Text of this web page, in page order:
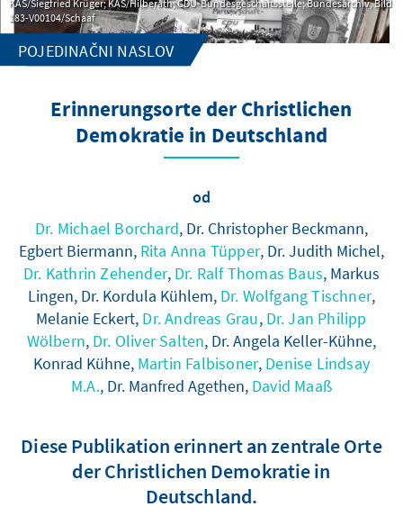
KAS/Siegfried Krüger; KAS/Hilberath; CDU-Bundesgeschäftsstelle; Bundesarchiv, Bild
183-V00104/Schaaf
POJEDINAČNI NASLOV
Erinnerungsorte der Christlichen
Demokratie in Deutschland
od
Dr. Michael Borchard, Dr. Christopher Beckmann,
Egbert Biermann, Rita Anna Tüpper, Dr. Judith Michel,
Dr. Kathrin Zehender, Dr. Ralf Thomas Baus, Markus
Lingen, Dr. Kordula Kühlem, Dr. Wolfgang Tischner,
Melanie Eckert, Dr. Andreas Grau, Dr. Jan Philipp
Wölbern, Dr. Oliver Salten, Dr. Angela Keller-Kühne,
Konrad Kühne, Martin Falbisoner, Denise Lindsay
M.A., Dr. Manfred Agethen, David Maaß
Diese Publikation erinnert an zentrale Orte
der Christlichen Demokratie in
Deutschland.